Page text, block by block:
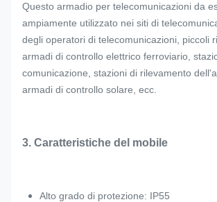
Questo armadio per telecomunicazioni da
ampiamente utilizzato nei siti di
degli operatori di telecomunicazioni, piccoli
armadi di controllo elettrico ferroviario,
comunicazione, stazioni di rilevamento
armadi di controllo solare, ecc.
3. Caratteristiche del mobile
Alto grado di protezione: IP55